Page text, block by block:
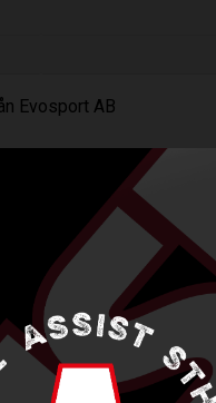
Evosport AB
på er